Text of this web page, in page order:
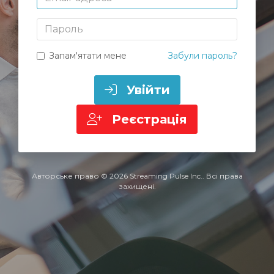
Пароль
Запам'ятати мене Забули пароль?
Увійти
Реєстрація
Авторське право © 2026 Streaming Pulse Inc.. Всі права
захищені.